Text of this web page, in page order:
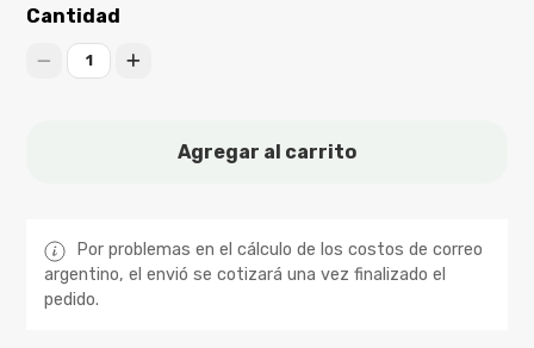
Cantidad
1
Agregar al carrito
Por problemas en el cálculo de los costos de correo
argentino, el envió se cotizará una vez finalizado el
pedido.